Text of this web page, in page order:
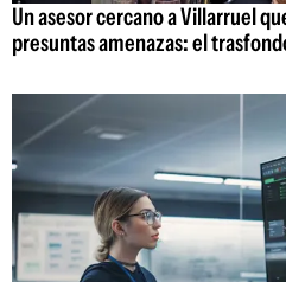
Un asesor cercano a Villarruel
presuntas amenazas: el